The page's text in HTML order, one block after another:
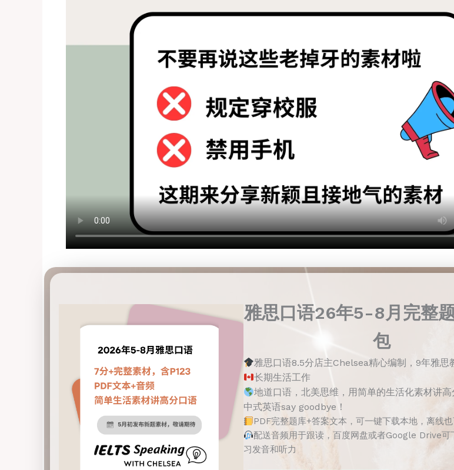
雅思口语26年5-8月完整
包
雅思口语8.5分店主Chelsea精心编制，9年雅思
长期生活工作
地道口语，北美思维，用简单的生活化素材讲
中式英语say goodbye！
PDF完整题库+答案文本，可一键下载本地，离线也
配送音频用于跟读，百度网盘或者Google Drive可
习发音和听力